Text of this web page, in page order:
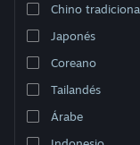
Cambiar idioma
Descargar Steam
Ver versión clásica
Chino
Japonés
Coreano
Tailandés
Árabe
2 resultados coinciden
títulos basándose en tus